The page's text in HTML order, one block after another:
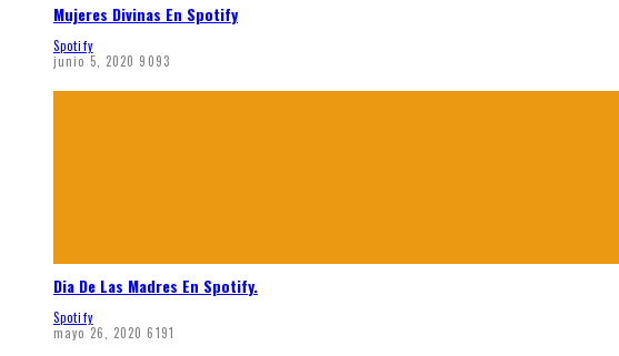
Mujeres Divinas En Spotify
Spotify
junio 5, 2020 9093
Dia De Las Madres En Spotify.
Spotify
mayo 26, 2020 6191